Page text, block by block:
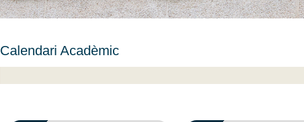
Calendari Acadèmic